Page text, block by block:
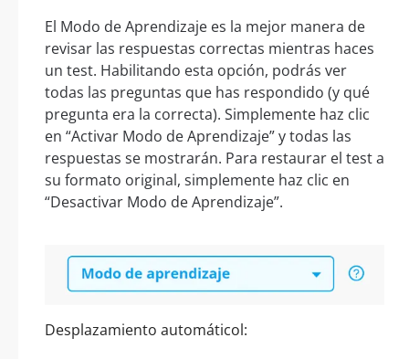
El Modo de Aprendizaje es la mejor manera de
revisar las respuestas correctas mientras haces
un test. Habilitando esta opción, podrás ver
todas las preguntas que has respondido (y qué
pregunta era la correcta). Simplemente haz clic
en “Activar Modo de Aprendizaje” y todas las
respuestas se mostrarán. Para restaurar el test a
su formato original, simplemente haz clic en
“Desactivar Modo de Aprendizaje”.
Desplazamiento automáticol: